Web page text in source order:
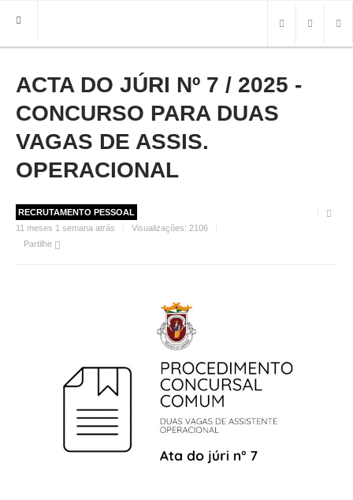
HOME
FREGUESIA
INFO
HISTÓRIA
TRANSPORTES
CONTACTOS ÚTEIS
CONSTITUIÇÃO
ACTA DO JÚRI Nº 7 / 2025 -
CONCURSO PARA DUAS
VAGAS DE ASSIS.
OPERACIONAL
RECRUTAMENTO PESSOAL
11 meses 1 semana atrás
Visualizações: 2106
Partilhe